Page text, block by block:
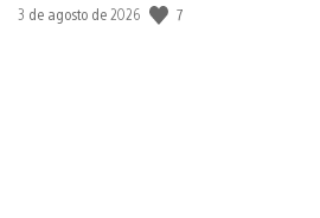
Fecha
3 de agosto de 2026 7